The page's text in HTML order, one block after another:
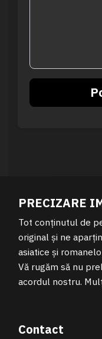
PRECIZARE
Tot conținutul de
original și ne
asiatice și
Vă rugăm să nu
acordul nostru.
Contact